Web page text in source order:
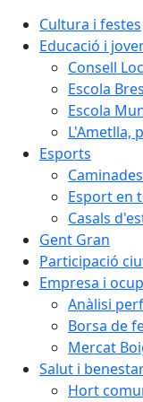
Cultura i festes
Educació i
Consell
Escola
Escola
L'Ametlla,
Esports
Esport en
Casals
Gent Gran
Participació
Empresa i
Anàlisi
Borsa de
Mercat
Salut i
Hort